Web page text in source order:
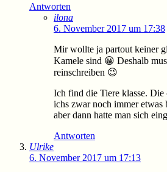
Antworten
ilona
6. November 2017 um 17:38
Mir wollte ja partout keiner
Kamele sind 😀 Deshalb
reinschreiben 😉
Ich find die Tiere klasse. Die
ichs zwar noch immer etwas
aber dann hatte man sich
Antworten
Ulrike
6. November 2017 um 17:13